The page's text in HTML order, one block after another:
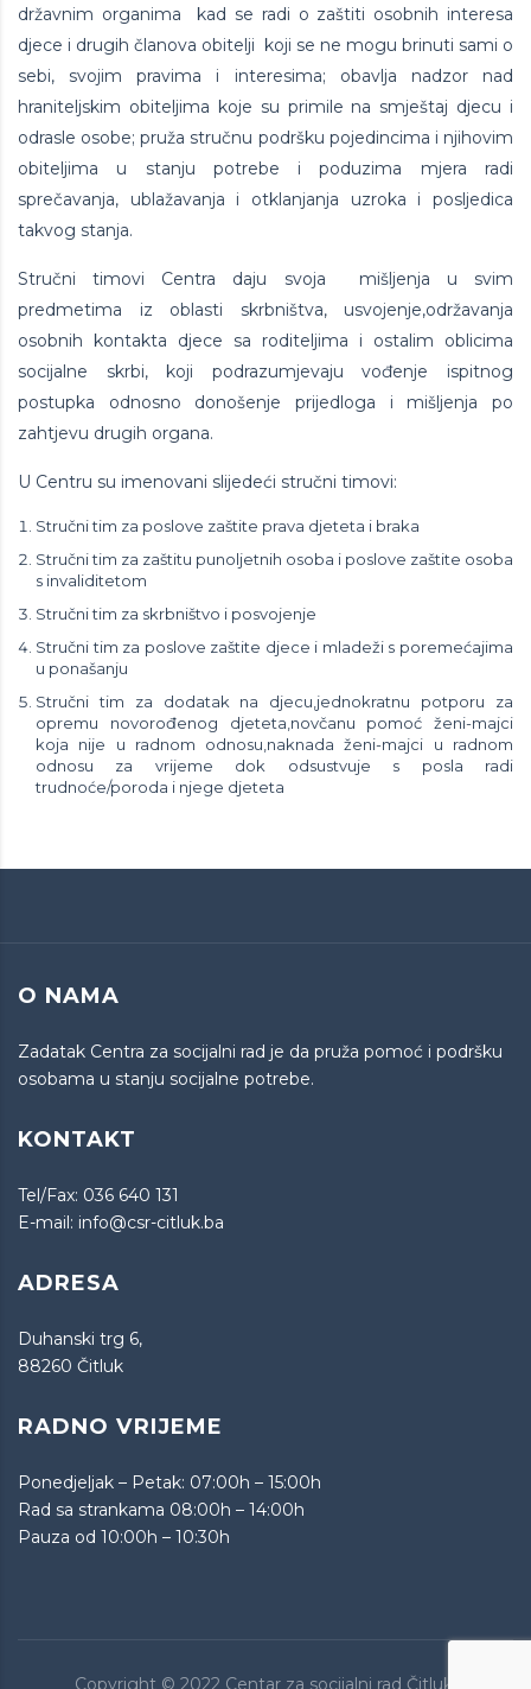
državnim organima kad se radi o zaštiti osobnih interesa
djece i drugih članova obitelji koji se ne mogu brinuti sami o
sebi, svojim pravima i interesima; obavlja nadzor nad
hraniteljskim obiteljima koje su primile na smještaj djecu i
odrasle osobe; pruža stručnu podršku pojedincima i njihovim
obiteljima u stanju potrebe i poduzima mjera radi
sprečavanja, ublažavanja i otklanjanja uzroka i posljedica
takvog stanja.
Stručni timovi Centra daju svoja mišljenja u svim
predmetima iz oblasti skrbništva, usvojenje,održavanja
osobnih kontakta djece sa roditeljima i ostalim oblicima
socijalne skrbi, koji podrazumjevaju vođenje ispitnog
postupka odnosno donošenje prijedloga i mišljenja po
zahtjevu drugih organa.
U Centru su imenovani slijedeći stručni timovi:
Stručni tim za poslove zaštite prava djeteta i braka
Stručni tim za zaštitu punoljetnih osoba i poslove zaštite osoba
s invaliditetom
Stručni tim za skrbništvo i posvojenje
Stručni tim za poslove zaštite djece i mladeži s poremećajima
u ponašanju
Stručni tim za dodatak na djecu,jednokratnu potporu za
opremu novorođenog djeteta,novčanu pomoć ženi-majci
koja nije u radnom odnosu,naknada ženi-majci u radnom
odnosu za vrijeme dok odsustvuje s posla radi
trudnoće/poroda i njege djeteta
O NAMA
Zadatak Centra za socijalni rad je da pruža pomoć i podršku
osobama u stanju socijalne potrebe.
KONTAKT
Tel/Fax: 036 640 131
E-mail: info@csr-citluk.ba
ADRESA
Duhanski trg 6,
88260 Čitluk
RADNO VRIJEME
Ponedjeljak – Petak: 07:00h – 15:00h
Rad sa strankama 08:00h – 14:00h
Pauza od 10:00h – 10:30h